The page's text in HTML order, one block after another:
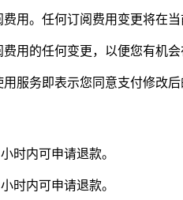
用。任何订阅费用变更将在当
用的任何变更，以便您有机会
服务即表示您同意支付修改后
时内可申请退款。
时内可申请退款。